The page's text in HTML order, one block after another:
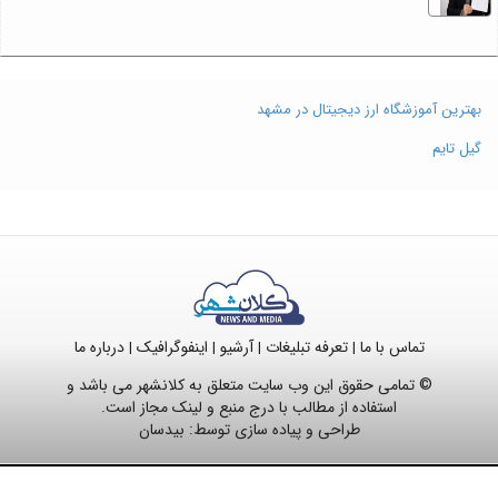
بهترین آموزشگاه ارز دیجیتال در مشهد
گیل تایم
تماس با ما |تعرفه تبلیغات |آرشیو | اینفوگرافیک |درباره ما
© تمامی حقوق این وب سایت متعلق به کلانشهر می باشد و
استفاده از مطالب با درج منبع و لینک مجاز است.
طراحی و پیاده سازی توسط: بیدسان